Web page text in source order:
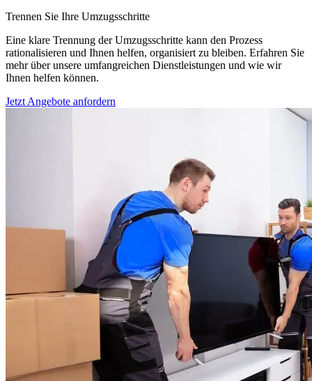
Trennen Sie Ihre Umzugsschritte
Eine klare Trennung der Umzugsschritte kann den Prozess
rationalisieren und Ihnen helfen, organisiert zu bleiben. Erfahren Sie
mehr über unsere umfangreichen Dienstleistungen und wie wir
Ihnen helfen können.
Jetzt Angebote anfordern